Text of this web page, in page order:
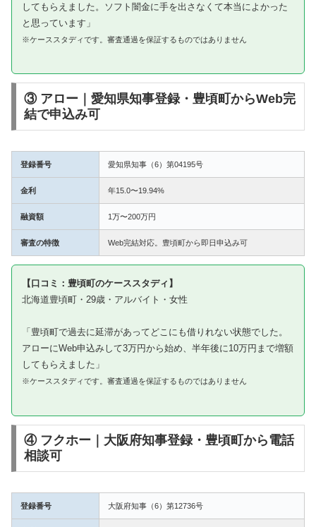
してもらえました。ソフト闇金に手を出さなくて本当によかった
と思っています」
※ケーススタディです。審査通過を保証するものではありません
③ アロー｜愛知県知事登録・豊頃町からWeb完
結で申込み可
登録番号 愛知県知事（6）第04195号
金利 年15.0〜19.94%
融資額 1万〜200万円
審査の特徴 Web完結対応。豊頃町から即日申込み可
【口コミ：豊頃町のケーススタディ】
北海道豊頃町・29歳・アルバイト・女性
「豊頃町で過去に延滞があってどこにも借りれない状態でした。
アローにWeb申込みして3万円から始め、半年後に10万円まで増額
してもらえました」
※ケーススタディです。審査通過を保証するものではありません
④ フクホー｜大阪府知事登録・豊頃町から電話
相談可
登録番号 大阪府知事（6）第12736号